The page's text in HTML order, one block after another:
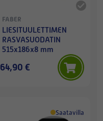
FABER
LIESITUULETTIMEN
RASVASUODATIN
515x186x8 mm
64,90 €
Saatavilla